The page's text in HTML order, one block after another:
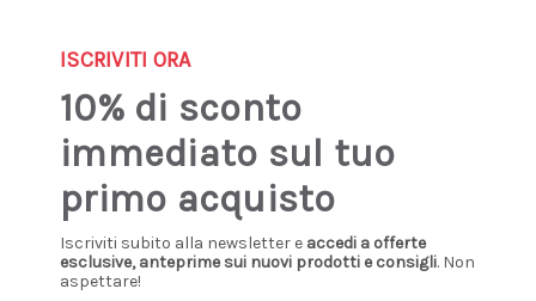
CARHARTT WIP
ISCRIVITI ORA
10% di sconto
immediato sul tuo
primo acquisto
Iscriviti subito alla newsletter e accedi a offerte
esclusive, anteprime sui nuovi prodotti e consigli. Non
aspettare!